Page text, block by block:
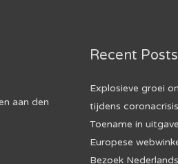
aan den
Recent Posts
Explosieve groei
tijdens coronacrisis
Toename in
Europese
Bezoek